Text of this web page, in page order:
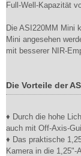
Full-Well-Kapazität
Die ASI220MM Mini
Mini angesehen
mit besserer NIR-
Die Vorteile der
♦ Durch die hohe
auch mit Off-Axis-
♦ Das praktische
Kamera in die